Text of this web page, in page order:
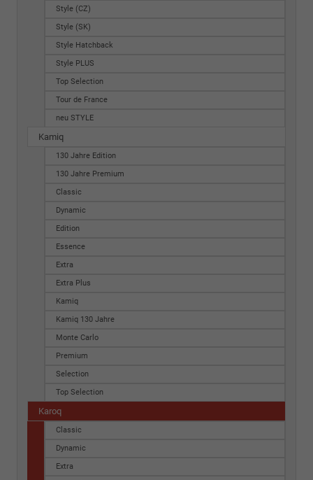
Style (CZ)
Style (SK)
Style Hatchback
Style PLUS
Top Selection
Tour de France
neu STYLE
Kamiq
130 Jahre Edition
130 Jahre Premium
Classic
Dynamic
Edition
Essence
Extra
Extra Plus
Kamiq
Kamiq 130 Jahre
Monte Carlo
Premium
Selection
Top Selection
Karoq
Classic
Dynamic
Extra